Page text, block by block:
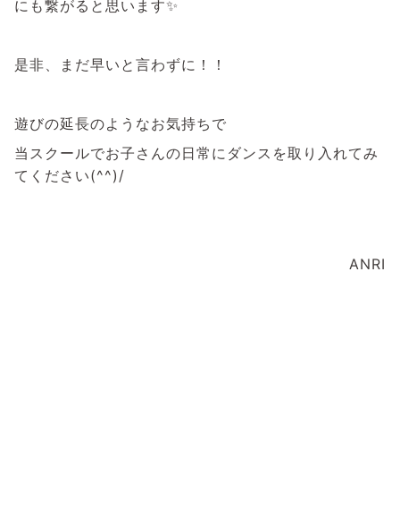
にも繋がると思います✨
是非、まだ早いと言わずに！！
遊びの延長のようなお気持ちで
当スクールでお子さんの日常にダンスを取り入れてみ
てください(^^)/
ANRI